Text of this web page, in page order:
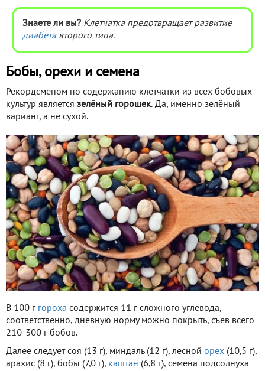
Знаете ли вы? Клетчатка предотвращает развитие
диабетавторого типа.
Бобы, орехи и семена
Рекордсменом по содержанию клетчатки из всех бобовых
культур является зелёный горошек. Да, именно зелёный
вариант, а не сухой.
В 100 г гороха содержится 11 г сложного углевода,
соответственно, дневную норму можно покрыть, съев всего
210-300 г бобов.
Далее следует соя (13 г), миндаль (12 г), лесной орех (10,5 г),
арахис (8 г), бобы (7,0 г), каштан (6,8 г), семена подсолнуха